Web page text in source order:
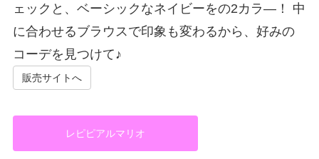
ェックと、ベーシックなネイビーをの2カラ―！ 中
に合わせるブラウスで印象も変わるから、好みの
コーデを見つけて♪
販売サイトへ
レピピアルマリオ